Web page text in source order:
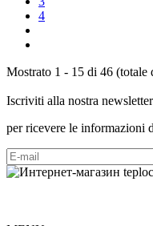
4
Mostrato 1 - 15 di 46 (totale
Iscriviti alla nostra newsletter
per ricevere le informazioni